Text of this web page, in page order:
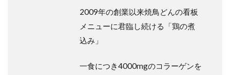
2009年の創業以来焼鳥どんの看板
メニューに君臨し続ける「鶏の煮
込み」
一食につき4000mgのコラーゲンを